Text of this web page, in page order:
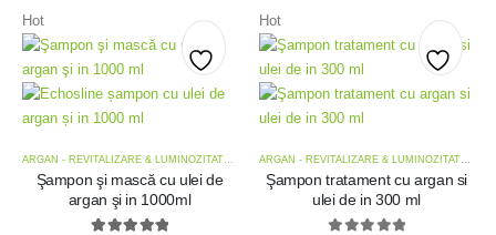
Hot
Add
wishlist
OFERTE,OFERTE KIT-URI TRATAMENT
Şampon şi mască cu ulei de
argan şi in 1000ml
Hot
Add
Şampon tratament cu argan si
ulei de in 300 ml